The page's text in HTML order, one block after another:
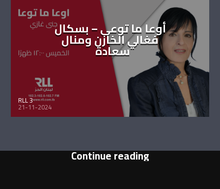
أوعا ما توعى – بسكال
فغالي الخازن ومنال
سعادة
RLL 3
21-11-2024
Continue reading